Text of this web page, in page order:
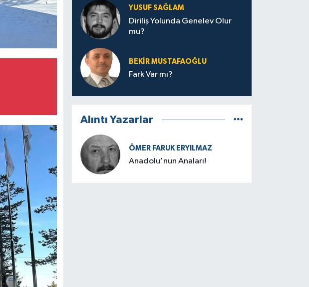
YUSUF SAĞLAM
Diriliş Yolunda Genelev Olur
mu?
BEKIR MUSTAFAOĞLU
Fark Var mı?
Alıntı Yazarlar
ÖMER FARUK ERYILMAZ
Anadolu'nun Anaları!